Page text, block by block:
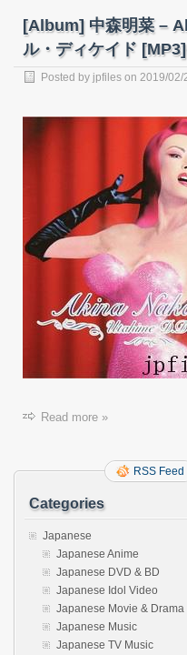
[Album] 中森明菜 –
ル・ディケイド
Posted by jpfiles on 2019/02/
Read more »
RSS Feed
Categories
Japanese
Japanese Anime
Japanese DVD & BD
Japanese Idol Video
Japanese Movie & Drama
Japanese Music
Japanese TV Music